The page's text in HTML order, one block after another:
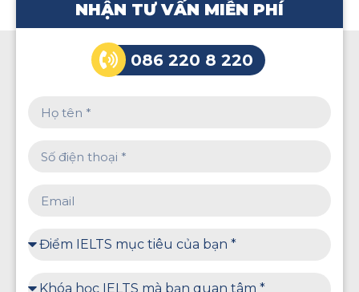
NHẬN TƯ VẤN MIỄN PHÍ
086 220 8 220